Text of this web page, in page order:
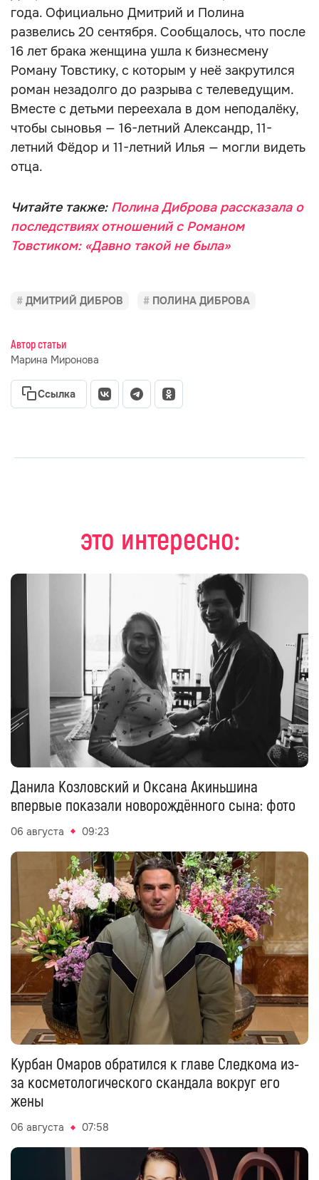
года. Официально Дмитрий и Полина
развелись 20 сентября. Сообщалось, что после
16 лет брака женщина ушла к бизнесмену
Роману Товстику, с которым у неё закрутился
роман незадолго до разрыва с телеведущим.
Вместе с детьми переехала в дом неподалёку,
чтобы сыновья — 16-летний Александр, 11-
летний Фёдор и 11-летний Илья — могли видеть
отца.
Читайте также: Полина Диброва рассказала о
последствиях отношений с Романом
Товстиком: «Давно такой не была»
ДМИТРИЙ ДИБРОВ ПОЛИНА ДИБРОВА
Автор статьи
Марина Миронова
Ссылка
это интересно:
Данила Козловский и Оксана Акиньшина
впервые показали новорождённого сына: фото
06 августа 09:23
Курбан Омаров обратился к главе Следкома из-
за косметологического скандала вокруг его
жены
06 августа 07:58